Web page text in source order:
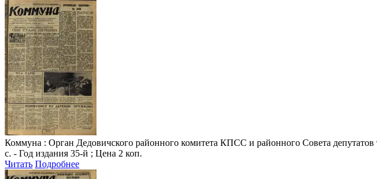
Коммуна : Орган Дедовичского районного комитета КПСС и районного Совета
с. - Год издания 35-й ; Цена 2 коп.
Читать Подробнее